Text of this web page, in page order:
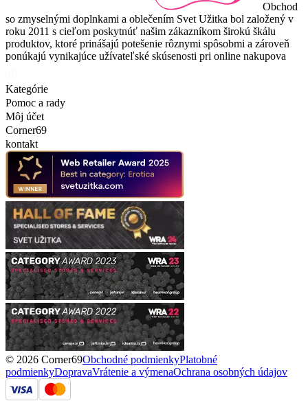
Obchod
so zmyselnými doplnkami a oblečením Svet Užitka bol založený v
roku 2011 s cieľom poskytnúť našim zákazníkom širokú škálu
produktov, ktoré prinášajú potešenie rôznymi spôsobmi a zároveň
ponúkajú vynikajúce užívateľské skúsenosti pri online nakupova
Kategórie
Pomoc a rady
Môj účet
Corner69
kontakt
© 2026 Corner69Obchodné podmienkyPlatobné
podmienkyDopravaVrátenie a výmenaOchrana osobných údajov